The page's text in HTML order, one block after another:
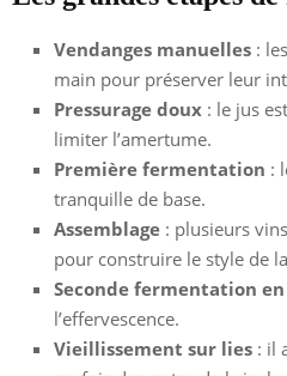
Vendanges manuelles :
main pour préserver leur
Pressurage doux : le jus
limiter l’amertume.
Première fermentation :
tranquille de base.
Assemblage : plusieurs
pour construire le style de
Seconde fermentation
l’effervescence.
Vieillissement sur lies : il